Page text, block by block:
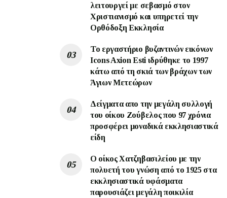
λειτουργεί με σεβασμό στον
Χριστιανισμό και υπηρετεί την
Ορθόδοξη Εκκλησία
To εργαστήριο βυζαντινών εικόνων
Ιcons Axion Esti ιδρύθηκε το 1997
κάτω από τη σκιά των βράχων των
Άγιων Μετεώρων
Δείγματα απο την μεγάλη συλλογή
του οίκου Ζούβελος που 97 χρόνια
προσφέρει μοναδικά εκκλησιαστικά
είδη
Ο οίκος Χατζηβασιλείου με την
πολυετή του γνώση από το 1925 στα
εκκλησιαστικά υφάσματα
παρουσιάζει μεγάλη ποικιλία